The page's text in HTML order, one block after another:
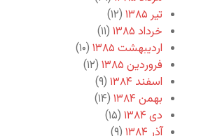
تیر ۱۳۸۵
(۱۲)
خرداد ۱۳۸۵
(۱۱)
اردیبهشت ۱۳۸۵
(۱۰)
فروردین ۱۳۸۵
(۱۲)
اسفند ۱۳۸۴
(۹)
بهمن ۱۳۸۴
(۱۴)
دی ۱۳۸۴
(۱۵)